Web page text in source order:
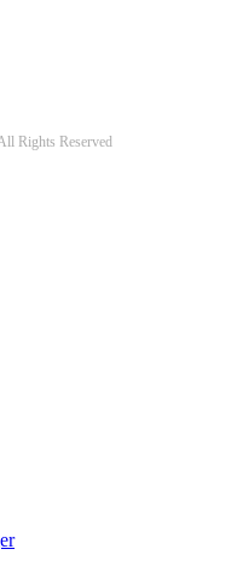
Rights Reserved